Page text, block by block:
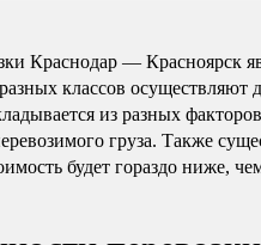
Краснодар — Красноярск
классов осуществляют
из разных
груза. Также
будет гораздо ниже,